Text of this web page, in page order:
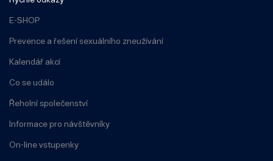
E-SHOP
Prevence a řešení sexuálního zneužívání
Kalendář akcí
Co se událo
Řeholní společenství
Informace pro návštěvníky
On-line vstupenky